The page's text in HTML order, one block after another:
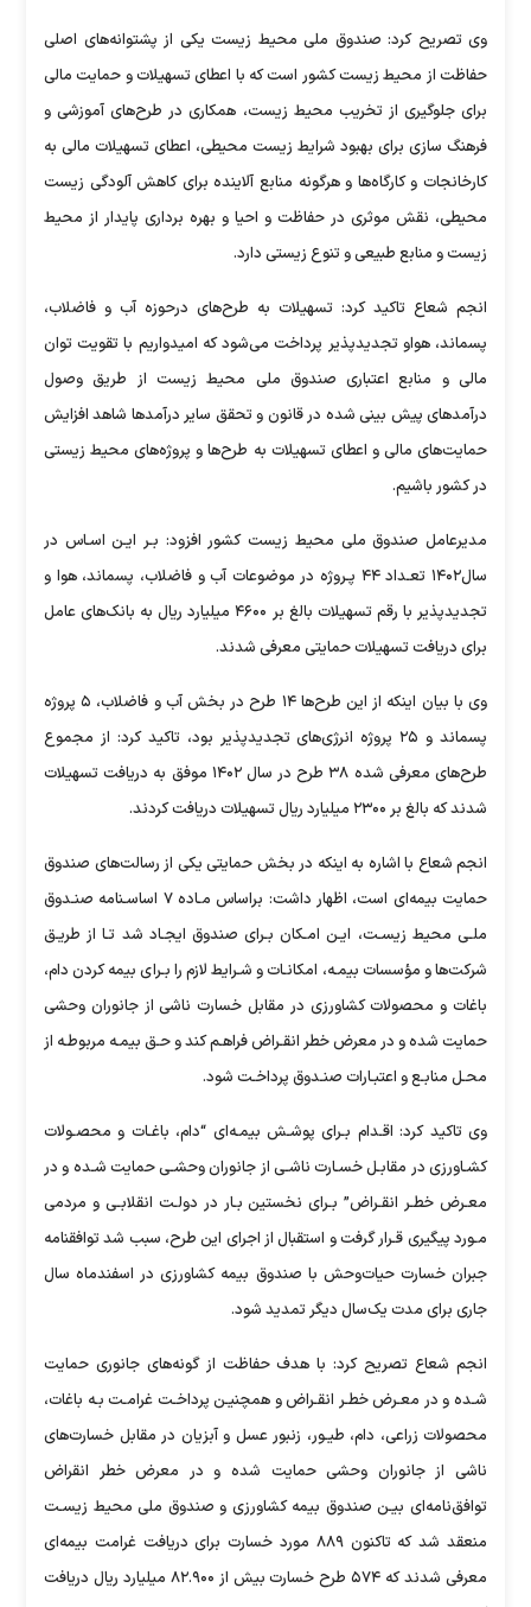
وی تصریح کرد: صندوق ملی محیط زیست یکی از پشتوانه‌های اصلی
حفاظت از محیط زیست کشور است که با اعطای تسهیلات و حمایت مالی
برای جلوگیری از تخریب محیط زیست، همکاری در طرح‌های آموزشی و
فرهنگ سازی برای بهبود شرایط زیست محیطی، اعطای تسهیلات مالی به
کارخانجات و کارگاه‌ها و هرگونه منابع آلاینده برای کاهش آلودگی زیست
محیطی، نقش موثری در حفاظت و احیا و بهره برداری پایدار از محیط
زیست و منابع طبیعی و تنوع زیستی دارد.
انجم شعاع تاکید کرد: تسهیلات به طرح‌های درحوزه آب و فاضلاب،
پسماند، هواو تجدیدپذیر پرداخت می‌شود که امیدواریم با تقویت توان
مالی و منابع اعتباری صندوق ملی محیط زیست از طریق وصول
درآمد‌های پیش بینی شده در قانون و تحقق سایر درآمد‌ها شاهد افزایش
حمایت‌های مالی و اعطای تسهیلات به طرح‌ها و پروژه‌های محیط زیستی
در کشور باشیم.
مدیرعامل صندوق ملی محیط زیست کشور افزود: بـر ایـن اسـاس در
سال۱۴۰۲ تعـداد ۴۴ پـروژه در موضوعات آب و فاضلاب، پسماند، هوا و
تجدیدپذیر با رقم تسهیلات بالغ بر ۴۶۰۰ میلیارد ریال به بانک‌های عامل
برای دریافت تسهیلات حمایتی معرفی شدند.
وی با بیان اینکه از این طرح‌ها ۱۴ طرح در بخش آب و فاضلاب، ۵ پروژه
پسماند و ۲۵ پروژه انرژی‌های تجدیدپذیر بود، تاکید کرد: از مجموع
طرح‌های معرفی شده ۳۸ طرح در سال ۱۴۰۲ موفق به دریافت تسهیلات
شدند که بالغ بر ۲۳۰۰ میلیارد ریال تسهیلات دریافت کردند.
انجم شعاع با اشاره به اینکه در بخش حمایتی یکی از رسالت‌های صندوق
حمایت بیمه‌ای است، اظهار داشت: براساس مـاده ۷ اساسـنامه صنـدوق
ملـی محیط زیسـت، ایـن امـکان بـرای صندوق ایجـاد شد تـا از طریـق
شرکت‌ها و مؤسسات بیمـه، امکانـات و شـرایط لازم را بـرای بیمه کردن دام،
باغات و محصولات کشاورزی در مقابل خسارت ناشی از جانوران وحشی
حمایت شده و در معرض خطر انقـراض فراهـم کند و حـق بیمـه مربوطـه از
محـل منابـع و اعتبـارات صنـدوق پرداخـت شود.
وی تاکید کرد: اقـدام بـرای پوشـش بیمـه‌ای “دام، باغـات و محصـولات
کشـاورزی در مقابـل خسـارت ناشـی از جانوران وحشـی حمایت شـده و در
معـرض خطـر انقـراض” بـرای نخستین بـار در دولـت انقلابـی و مردمی
مـورد پیگیری قـرار گرفت و استقبال از اجرای این طرح، سبب شد توافقنامه
جبران خسارت حیات‌وحش با صندوق بیمه کشاورزی در اسفندماه سال
جاری برای مدت یک‌سال دیگر تمدید شود.
انجم شعاع تصریح کرد: با هدف حفاظت از گونه‌های جانوری حمایت
شـده و در معـرض خطـر انقـراض و همچنیـن پرداخـت غرامـت بـه باغات،
محصولات زراعی، دام، طیـور، زنبور عسل و آبزیان در مقابل خسارت‌های
ناشی از جانوران وحشی حمایت شده و در معرض خطر انقراض
توافق‌نامه‌ای بیـن صندوق بیمه کشاورزی و صندوق ملی محیط زیسـت
منعقد شد که تاکنون ۸۸۹ مورد خسارت برای دریافت غرامت بیمه‌ای
معرفی شدند که ۵۷۴ طرح خسارت بیش از ۸۲.۹۰۰ میلیارد ریال دریافت